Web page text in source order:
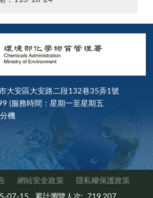
大安區大安路二段132巷35弄1號
(服務時間：星期一至星期五
機
網站安全政策 隱私權保護政策